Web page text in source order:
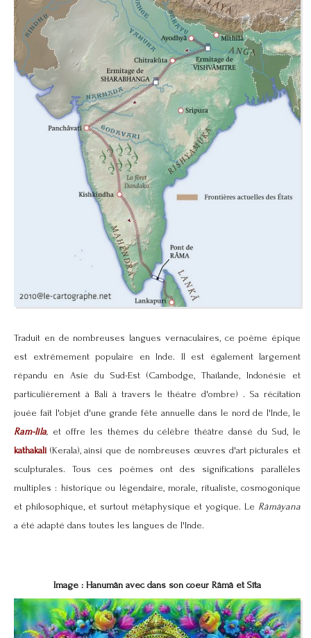
Traduit en de nombreuses langues vernaculaires, ce poème épique
est extrêmement populaire en Inde. Il est également largement
répandu en Asie du Sud-Est (Cambodge, Thaïlande, Indonésie et
particulièrement à Bali à travers le théatre d'ombre) . Sa récitation
jouée fait l'objet d'une grande fête annuelle dans le nord de l'Inde, le
Ram-lila, et offre les thèmes du célèbre théâtre dansé du Sud, le
kathakali (Kerala), ainsi que de nombreuses œuvres d'art picturales et
sculpturales. Tous ces poèmes ont des significations parallèles
multiples : historique ou légendaire, morale, ritualiste, cosmogonique
et philosophique, et surtout métaphysique et yogique. Le Râmâyana
a été adapté dans toutes les langues de l'Inde.
Image : Hanumân avec dans son coeur Râmâ et Sîta